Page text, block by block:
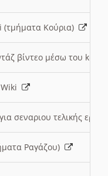
(τμήματα Κούρια)
βίντεο μέσω του
σεναριου τελικής
Ραγάζου)